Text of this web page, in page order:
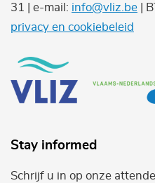
31 | e-mail: info@vliz.be |
privacy en cookiebeleid
Stay informed
Schrijf u in op onze